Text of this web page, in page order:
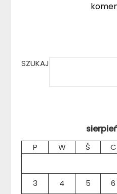
SZUKAJ
P W Ś C
3
4 5 6